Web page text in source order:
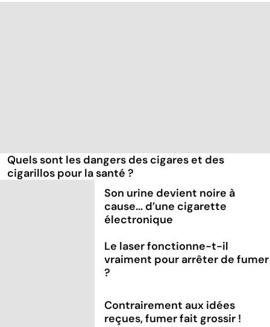
Quels sont les dangers des cigares et des
cigarillos pour la santé ?
Son urine devient noire à
cause... d’une cigarette
électronique
Le laser fonctionne-t-il
vraiment pour arrêter de fumer
?
Contrairement aux idées
reçues, fumer fait grossir !